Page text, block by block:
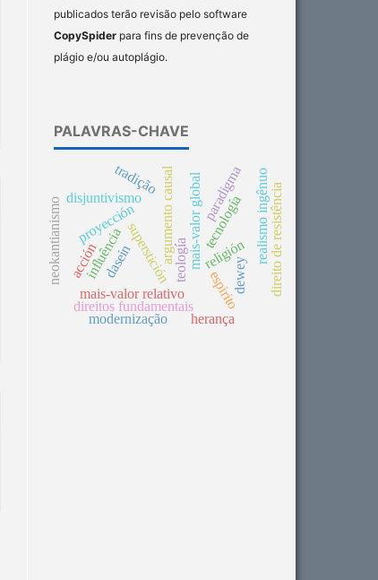
publicados terão revisão pelo software
CopySpider para fins de prevenção de
plágio e/ou autoplágio.
PALAVRAS-CHAVE
argumento causal
superstición
proyección mais-valor global
mais-valor relativo
disjuntivismo
religión realismo ingênuo
tecnología
dewey
teología
direitos fundamentais espirito
influência
neokantianismo dasein
herança
modernização
tradição
direito de resistência
acción
paradigma